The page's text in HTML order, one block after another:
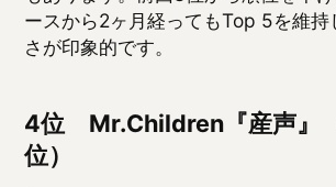
Amazonで探す
ーから30年以上を経てなお、新しい「
るという気概を感じます。3月リリース
上、安定してTop 5圏内を維持していま